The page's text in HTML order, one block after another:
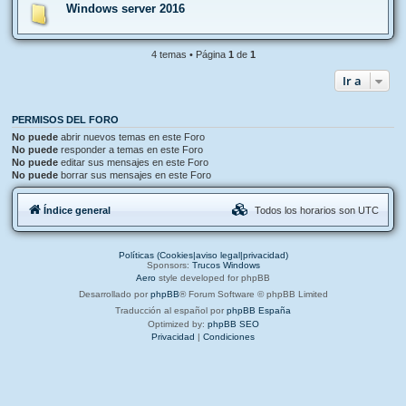
Windows server 2016
4 temas • Página 1 de 1
Ir a
PERMISOS DEL FORO
No puede abrir nuevos temas en este Foro
No puede responder a temas en este Foro
No puede editar sus mensajes en este Foro
No puede borrar sus mensajes en este Foro
Índice general Todos los horarios son UTC
Políticas (Cookies|aviso legal|privacidad)
Sponsors: Trucos Windows
Aero style developed for phpBB
Desarrollado por phpBB® Forum Software © phpBB Limited
Traducción al español por phpBB España
Optimized by: phpBB SEO
Privacidad | Condiciones